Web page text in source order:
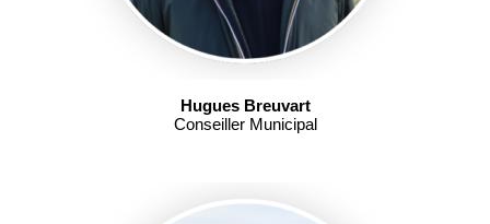
Hugues Breuvart
Conseiller Municipal